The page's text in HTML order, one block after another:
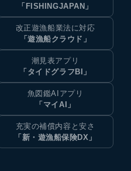
「FISHINGJAPAN」
改正遊漁船業法に対応
「遊漁船クラウド」
潮見表アプリ
「タイドグラフBI」
魚図鑑AIアプリ
「マイAI」
充実の補償内容と安さ
「新・遊漁船保険DX」